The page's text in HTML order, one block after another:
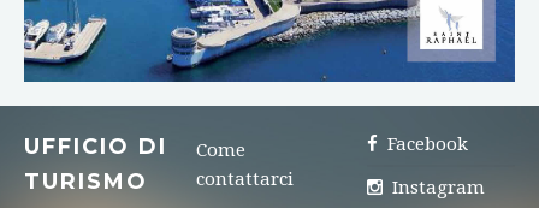
UFFICIO DI
TURISMO
Come
contattarci
Facebook
Instagram